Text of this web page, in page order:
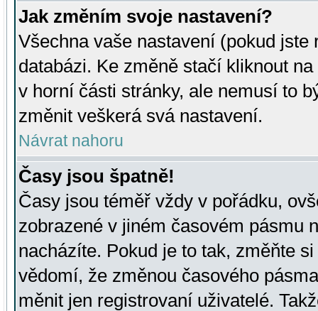
Jak změním svoje nastavení?
Všechna vaše nastavení (pokud
databázi. Ke změně stačí kliknout
v horní části stránky, ale nemusí to
změnit veškerá svá nastavení.
Návrat nahoru
Časy jsou špatně!
Časy jsou téměř vždy v pořádku,
zobrazené v jiném časovém pásmu
nacházíte. Pokud je to tak, změňte
vědomí, že změnou časového
měnit jen registrovaní uživatelé.